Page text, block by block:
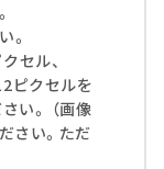
。
セル、
ピクセルを
い。 （画像
さい。ただ